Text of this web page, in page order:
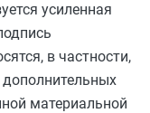
усиленная
в частности,
материальной